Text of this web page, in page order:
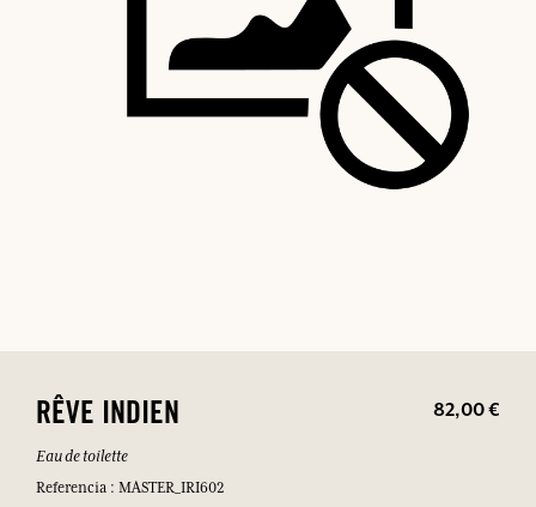
RÊVE INDIEN 82,00 €
Eau de toilette
Referencia : MASTER_IRI602